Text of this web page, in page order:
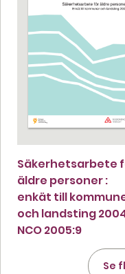
Säkerhetsarbete
äldre personer :
enkät till
och landsting
NCO 2005:9
Se